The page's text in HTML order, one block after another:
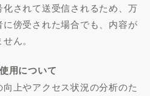
されて送受信されるため、万
傍受された場合でも、内容が
ん。
用について
上やアクセス状況の分析のた